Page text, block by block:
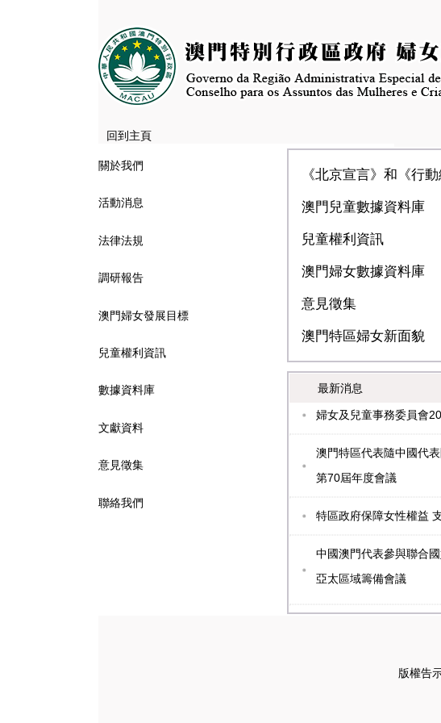
回到主頁
關於我們
活動消息
法律法規
調研報告
澳門婦女發展目標
兒童權利資訊
數據資料庫
文獻資料
意見徵集
聯絡我們
《北京宣言》和《行動
澳門兒童數據資料庫
兒童權利資訊
澳門婦女數據資料庫
意見徵集
澳門特區婦女新面貌
最新消息
婦女及兒童事務委員會
澳門特區代表隨中國代
第70屆年度會議
特區政府保障女性權益
中國澳門代表參與聯合
亞太區域籌備會議
版權告